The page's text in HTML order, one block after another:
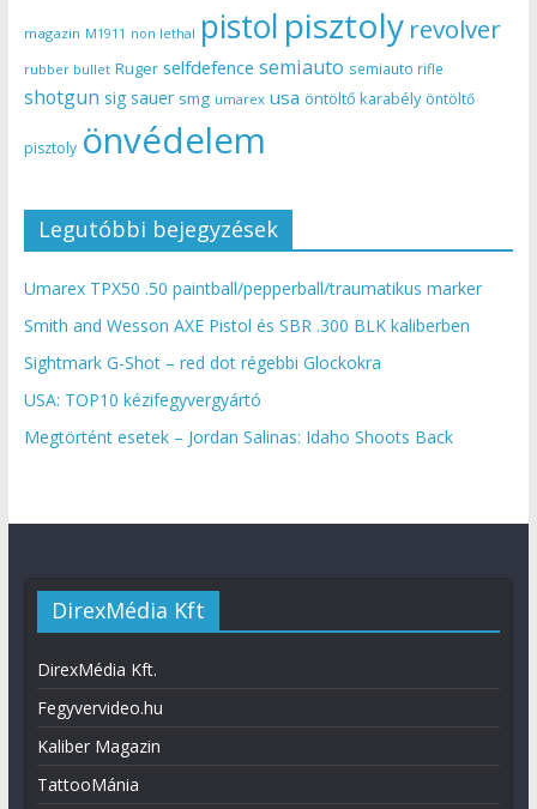
magazin M1911 non lethal pistol pisztoly revolver
rubber bullet Ruger selfdefence semiauto semiauto rifle
shotgun sig sauer smg umarex usa öntöltő karabély öntöltő
pisztoly önvédelem
Legutóbbi bejegyzések
Umarex TPX50 .50 paintball/pepperball/traumatikus marker
Smith and Wesson AXE Pistol és SBR .300 BLK kaliberben
Sightmark G-Shot – red dot régebbi Glockokra
USA: TOP10 kézifegyvergyártó
Megtörtént esetek – Jordan Salinas: Idaho Shoots Back
DirexMédia Kft
DirexMédia Kft.
Fegyvervideo.hu
Kaliber Magazin
TattooMánia